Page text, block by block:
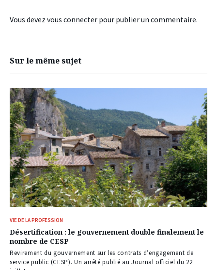
Vous devez vous connecter pour publier un commentaire.
Sur le même sujet
VIE DE LA PROFESSION
Désertification : le gouvernement double finalement le
nombre de CESP
Revirement du gouvernement sur les contrats d’engagement de
service public (CESP). Un arrêté publié au Journal officiel du 22